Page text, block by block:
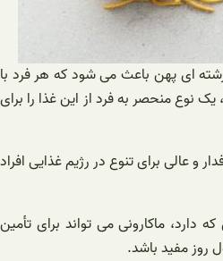
ای پهن باعث می شود که هر فرد با
نوع منحصر به فرد از این غذا را برای
و عالی برای تنوع در رژیم غذایی افراد
دارد، ماکارونی می تواند برای تأمین
روز مفید باشد.